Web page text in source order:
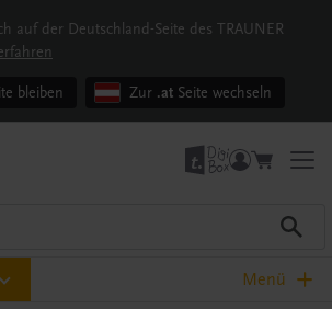
auf der Deutschland-Seite des TRAUNER
bleiben Zur .at Seite wechseln
Menü